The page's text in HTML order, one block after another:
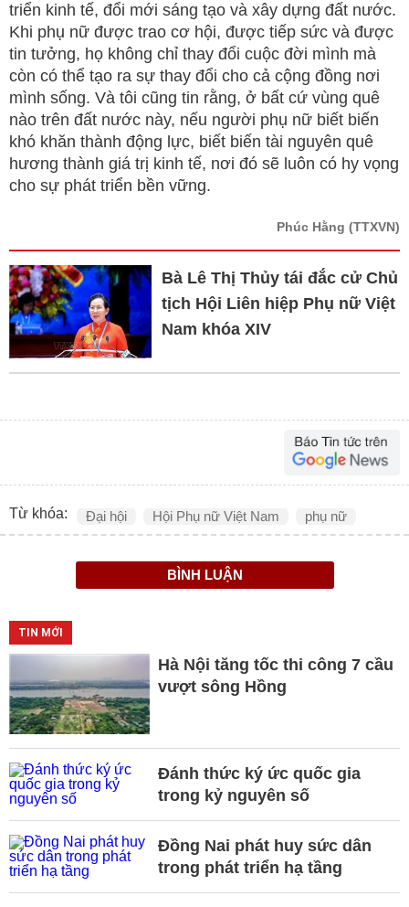
triển kinh tế, đổi mới sáng tạo và xây dựng đất nước.
Khi phụ nữ được trao cơ hội, được tiếp sức và được
tin tưởng, họ không chỉ thay đổi cuộc đời mình mà
còn có thể tạo ra sự thay đổi cho cả cộng đồng nơi
mình sống. Và tôi cũng tin rằng, ở bất cứ vùng quê
nào trên đất nước này, nếu người phụ nữ biết biến
khó khăn thành động lực, biết biến tài nguyên quê
hương thành giá trị kinh tế, nơi đó sẽ luôn có hy vọng
cho sự phát triển bền vững.
Phúc Hằng (TTXVN)
Bà Lê Thị Thủy tái đắc cử Chủ
tịch Hội Liên hiệp Phụ nữ Việt
Nam khóa XIV
Từ khóa: Đại hội Hội Phụ nữ Việt Nam phụ nữ
BÌNH LUẬN
TIN MỚI
Hà Nội tăng tốc thi công 7 cầu
vượt sông Hồng
Đánh thức ký ức quốc gia
trong kỷ nguyên số
Đồng Nai phát huy sức dân
trong phát triển hạ tầng